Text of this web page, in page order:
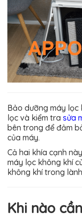
Bảo dưỡng máy lọc
lọc và kiểm tra sửa
bên trong để đảm
của máy.
Cả hai khía cạnh
máy lọc không khí
không khí trong
Khi nào